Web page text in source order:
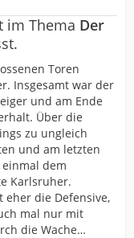
im Thema Der
Toren
Insgesamt war der
und am Ende
Über die
zu ungleich
und am letzten
dem
Karlsruher.
eher die Defensive,
mal nur mit
die Wache…